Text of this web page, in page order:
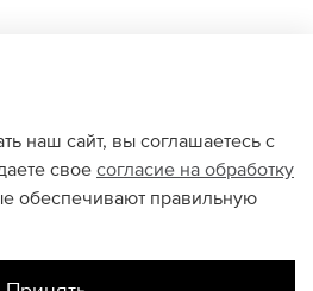
наш сайт, вы соглашаетесь с
своесогласие на обработку
обеспечивают правильную